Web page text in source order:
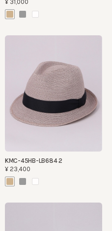
¥31,000
KMC-45HB-LB684 2
¥23,400